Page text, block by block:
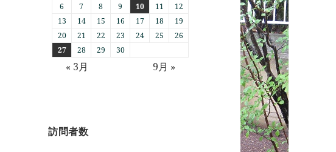
6
7 8 9 10 11
12
13
14 15 16 17 18
19
20
21 22 23 24 25
26
27
28 29 30
« 3月 9月 »
訪問者数